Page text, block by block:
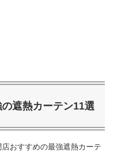
遮熱カーテン11選
おすすめの最強遮熱カーテ